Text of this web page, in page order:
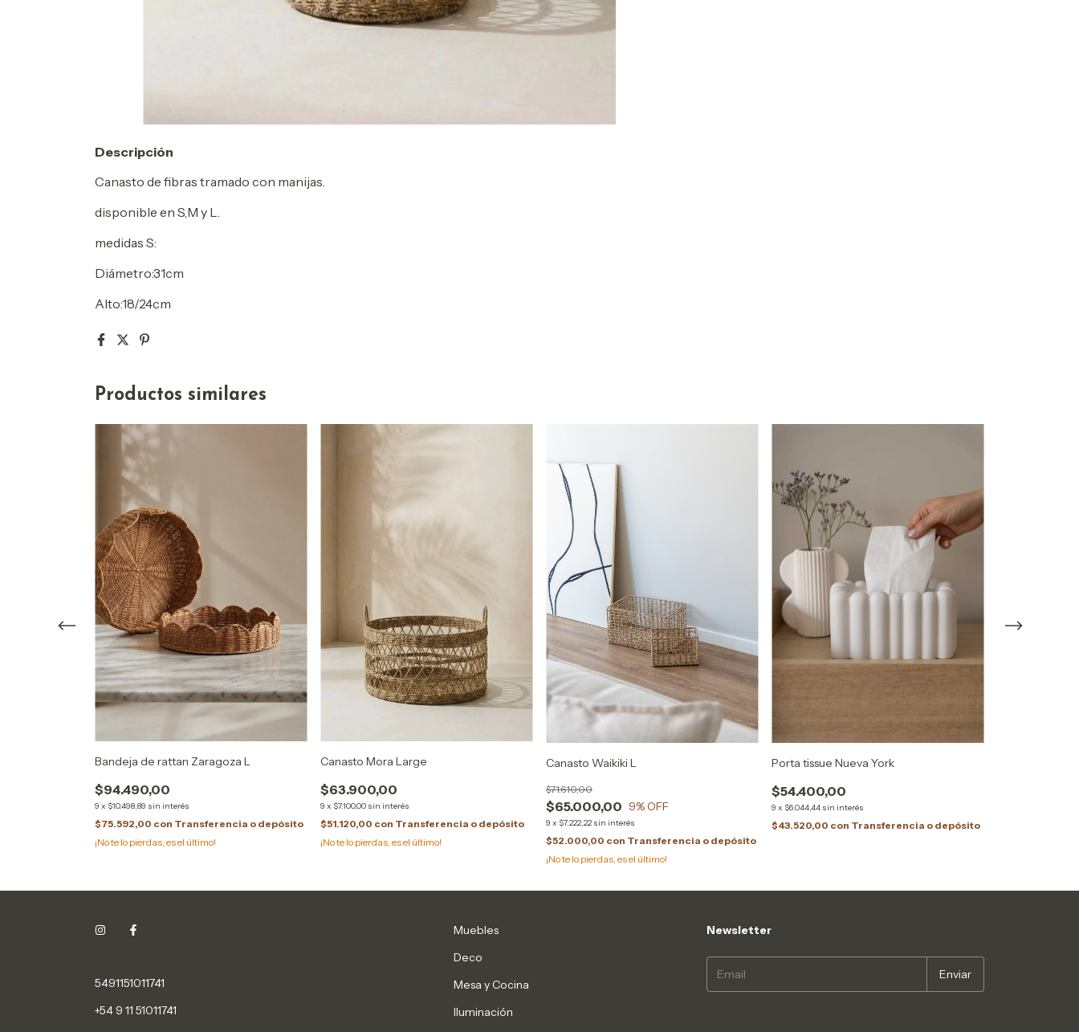
Descripción
Canasto de fibras tramado con manijas.
disponible en S,M y L.
medidas S:
Diámetro:31cm
Alto:18/24cm
Productos similares
Bandeja de rattan Zaragoza L
$94.490,00
9 x $10.498,89 sin interés
$75.592,00 con Transferencia o depósito
¡No te lo pierdas, es el último!
Canasto Mora Large
$63.900,00
9 x $7.100,00 sin interés
$51.120,00 con Transferencia o depósito
¡No te lo pierdas, es el último!
Canasto Waikiki L
$65.000,00
$71.610,00
9% OFF
9 x $7.222,22 sin interés
$52.000,00 con Transferencia o depósito
¡No te lo pierdas, es el último!
Porta tissue Nueva York
$54.400,00
9 x $6.044,44 sin interés
$43.520,00 con Transferencia o depósito
5491151011741
+54 9 11 51011741
Muebles
Deco
Mesa y Cocina
Iluminación
Newsletter